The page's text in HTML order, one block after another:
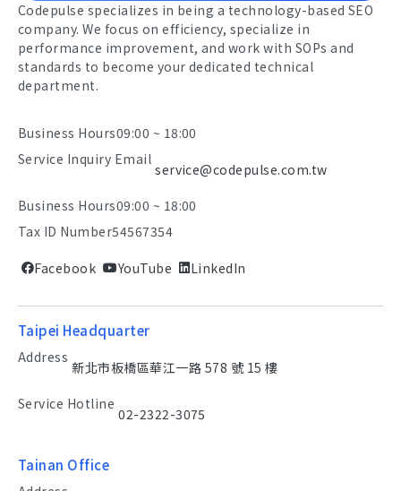
Codepulse specializes in being a technology-based SEO
company. We focus on efficiency, specialize in
performance improvement, and work with SOPs and
standards to become your dedicated technical
department.
Business Hours09:00 ~ 18:00
Service Inquiry Email
service@codepulse.com.tw
Business Hours09:00 ~ 18:00
Tax ID Number54567354
Facebook YouTube LinkedIn
Taipei Headquarter
Address
新北市板橋區華江一路 578 號 15 樓
Service Hotline
02-2322-3075
Tainan Office